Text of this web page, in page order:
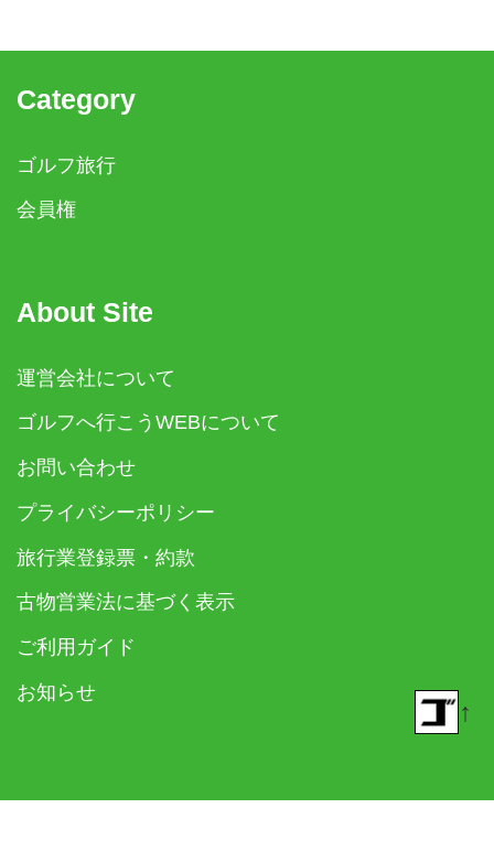
Category
ゴルフ旅行
会員権
About Site
運営会社について
ゴルフへ行こうWEBについて
お問い合わせ
プライバシーポリシー
旅行業登録票・約款
古物営業法に基づく表示
ご利用ガイド
お知らせ
↑